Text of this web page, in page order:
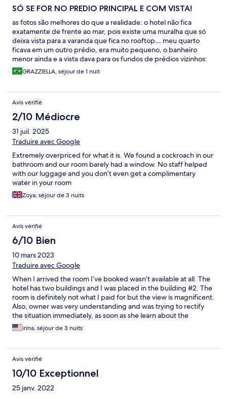
SÓ SE FOR NO PREDIO PRINCIPAL E COM VISTA!
as fotos são melhores do que a realidade: o hotel não fica
exatamente de frente ao mar, pois existe uma muralha que só
deixa vista para a varanda que fica no rooftop… meu quarto
ficava em um outro prédio, era muito pequeno, o banheiro
menor ainda e a vista dava para os fundos de prédios vizinhos:
decepcionante.
GRAZZIELLA, séjour de 1 nuit
Avis vérifié
2/10 Médiocre
31 juil. 2025
Traduire avec Google
Extremely overpriced for what it is. We found a cockroach in our
bathroom and our room barely had a window. No staff helped
with our luggage and you don’t even get a complimentary
water in your room
Zoya, séjour de 3 nuits
Avis vérifié
6/10 Bien
10 mars 2023
Traduire avec Google
When I arrived the room I’ve booked wasn’t available at all. The
hotel has two buildings and I was placed in the building #2. The
room is definitely not what I paid for but the view is magnificent.
Also, owner was very understanding and was trying to rectify
the situation immediately, as soon as she learn about the
problem. A lot needs to be improved but owner of the place is
very nice and helpful.
irina, séjour de 3 nuits
Avis vérifié
10/10 Exceptionnel
25 janv. 2022